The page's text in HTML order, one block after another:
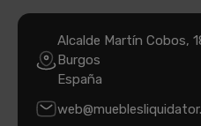
Alcalde Martín Cobos,
Burgos
España